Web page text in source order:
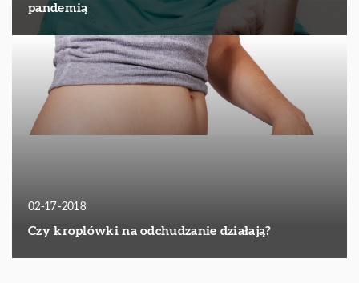
pandemią
02-17-2018
Czy kroplówki na odchudzanie działają?